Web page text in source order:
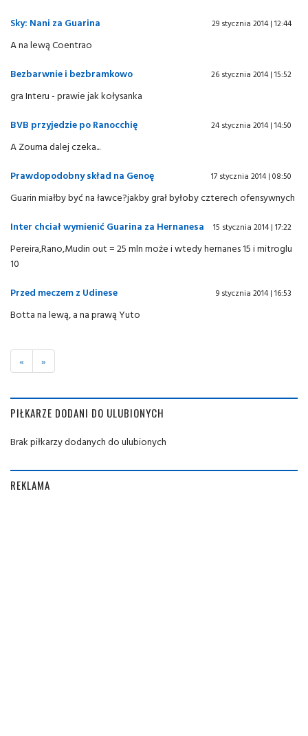
Sky: Nani za Guarina
29 stycznia 2014 | 12:44
A na lewą Coentrao
Bezbarwnie i bezbramkowo
26 stycznia 2014 | 15:52
gra Interu - prawie jak kołysanka
BVB przyjedzie po Ranocchię
24 stycznia 2014 | 14:50
A Zouma dalej czeka...
Prawdopodobny skład na Genoę
17 stycznia 2014 | 08:50
Guarin miałby być na ławce?jakby grał byłoby czterech ofensywnych
Inter chciał wymienić Guarina za Hernanesa
15 stycznia 2014 | 17:22
Pereira,Rano,Mudin out = 25 mln może i wtedy hernanes 15 i mitroglu
10
Przed meczem z Udinese
9 stycznia 2014 | 16:53
Botta na lewą, a na prawą Yuto
« »
PIŁKARZE DODANI DO ULUBIONYCH
Brak piłkarzy dodanych do ulubionych
REKLAMA